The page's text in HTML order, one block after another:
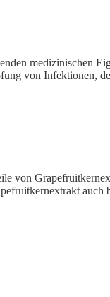
medizinischen
von Infektionen,
von